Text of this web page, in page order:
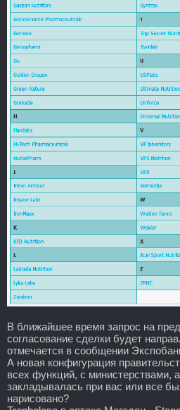
В ближайшее время запрос на
согласование сделки будет
отмечается в сообщении
А новая конфигурация
всех функций, с министерствами,
закладывалась при вас или все
нарисовано?